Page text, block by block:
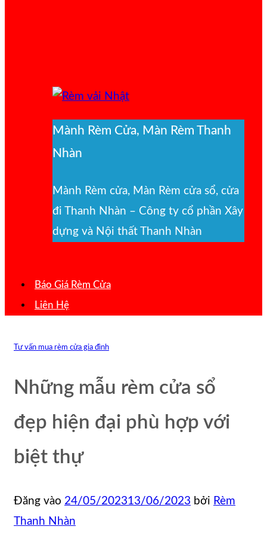
Mành Rèm Cửa, Màn Rèm Thanh
Nhàn
Mành Rèm cửa, Màn Rèm cửa sổ, cửa
đi Thanh Nhàn – Công ty cổ phần Xây
dựng và Nội thất Thanh Nhàn
Báo Giá Rèm Cửa
Liên Hệ
Tư vấn mua rèm cửa gia đình
Những mẫu rèm cửa sổ
đẹp hiện đại phù hợp với
biệt thự
Đăng vào 24/05/202313/06/2023 bởi Rèm
Thanh Nhàn